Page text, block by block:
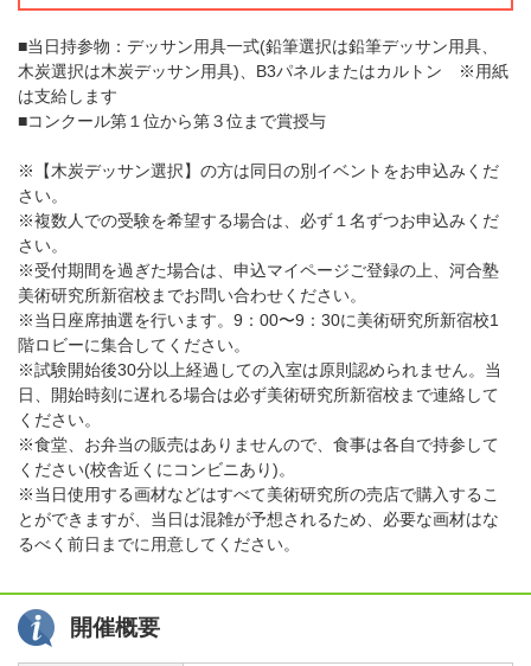
■当日持参物：デッサン用具一式(鉛筆選択は鉛筆デッサン用具、
木炭選択は木炭デッサン用具)、B3パネルまたはカルトン ※用紙
は支給します
■コンクール第１位から第３位まで賞授与
※【木炭デッサン選択】の方は同日の別イベントをお申込みくだ
さい。
※複数人での受験を希望する場合は、必ず１名ずつお申込みくだ
さい。
※受付期間を過ぎた場合は、申込マイページご登録の上、河合塾
美術研究所新宿校までお問い合わせください。
※当日座席抽選を行います。9：00〜9：30に美術研究所新宿校1
階ロビーに集合してください。
※試験開始後30分以上経過しての入室は原則認められません。当
日、開始時刻に遅れる場合は必ず美術研究所新宿校まで連絡して
ください。
※食堂、お弁当の販売はありませんので、食事は各自で持参して
ください(校舎近くにコンビニあり)。
※当日使用する画材などはすべて美術研究所の売店で購入するこ
とができますが、当日は混雑が予想されるため、必要な画材はな
るべく前日までに用意してください。
開催概要